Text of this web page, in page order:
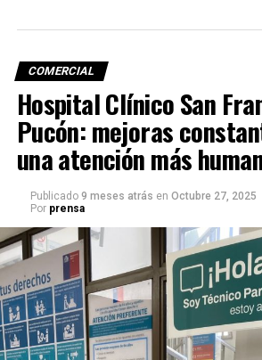
COMERCIAL
Hospital Clínico San
Pucón: mejoras
una atención más
Publicado 9 meses atrás en Octubre 27, 2025
Por prensa